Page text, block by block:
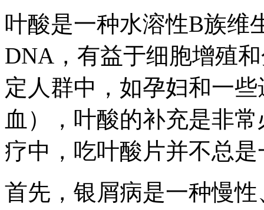
叶酸是一种水溶性B族维
DNA，有益于细胞增殖
定人群中，如孕妇和一
血），叶酸的补充是非
疗中，吃叶酸片并不总
首先，银屑病是一种慢